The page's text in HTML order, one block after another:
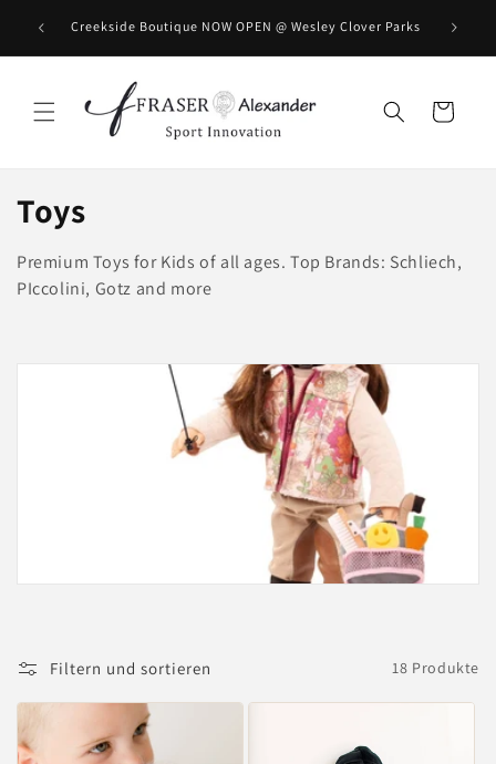
Direkt zum Inhalt
Creekside Boutique NOW OPEN @ Wesley Clover Parks BOOK
Warenkorb
K
a
t
:
Toys
Premium Toys for Kids of all ages. Top Brands: Schliech,
PIccolini, Gotz and more
Filtern und sortieren 18 Produkte